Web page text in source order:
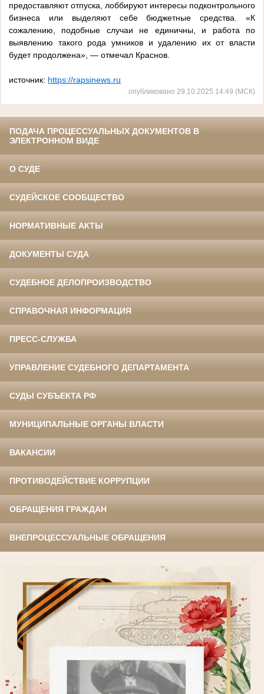
предоставляют отпуска, лоббируют интересы подконтрольного
бизнеса или выделяют себе бюджетные средства. «К
сожалению, подобные случаи не единичны, и работа по
выявлению такого рода умников и удалению их от власти
будет продолжена», — отмечал Краснов.
источник: https://rapsinews.ru
опубликовано 29.10.2025 14:49 (МСК)
ПОДАЧА ПРОЦЕССУАЛЬНЫХ ДОКУМЕНТОВ В
ЭЛЕКТРОННОМ ВИДЕ
О СУДЕ
СУДЕЙСКОЕ СООБЩЕСТВО
НОРМАТИВНЫЕ АКТЫ
ДОКУМЕНТЫ СУДА
СУДЕБНОЕ ДЕЛОПРОИЗВОДСТВО
СПРАВОЧНАЯ ИНФОРМАЦИЯ
ПРЕСС-СЛУЖБА
УПРАВЛЕНИЕ СУДЕБНОГО ДЕПАРТАМЕНТА
СУДЫ СУБЪЕКТА РФ
МУНИЦИПАЛЬНЫЕ ОРГАНЫ ВЛАСТИ
ВАКАНСИИ
ПРОТИВОДЕЙСТВИЕ КОРРУПЦИИ
ОБРАЩЕНИЯ ГРАЖДАН
ВНЕПРОЦЕССУАЛЬНЫЕ ОБРАЩЕНИЯ